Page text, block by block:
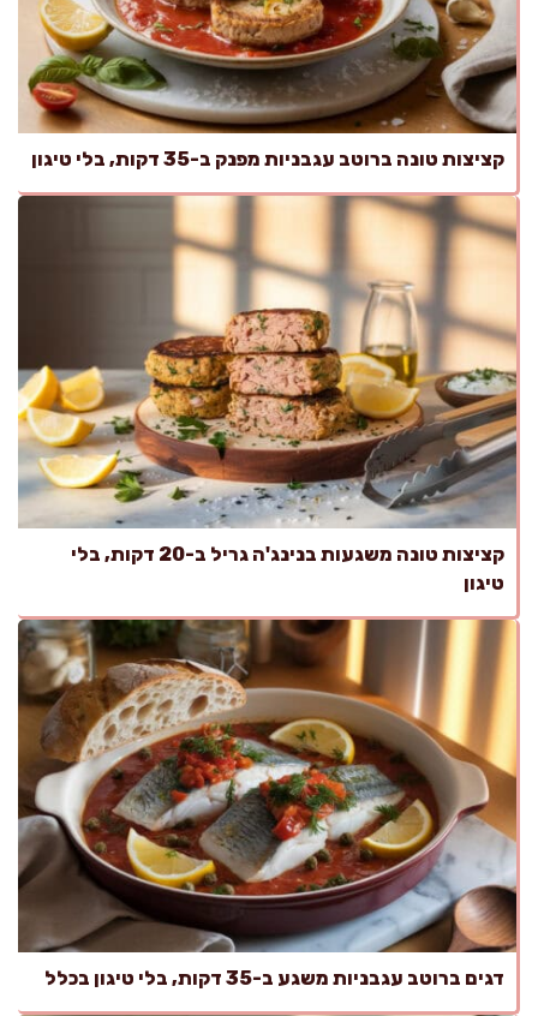
קציצות טונה ברוטב עגבניות מפנק ב-35 דקות, בלי טיגון
קציצות טונה משגעות בנינג'ה גריל ב-20 דקות, בלי
טיגון
דגים ברוטב עגבניות משגע ב-35 דקות, בלי טיגון בכלל